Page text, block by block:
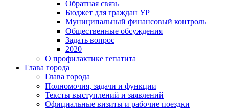
Обратная связь
Бюджет для граждан УР
Муниципальный финансовый контроль
Общественные обсуждения
Задать вопрос
2020
О профилактике гепатита
Глава города
Глава города
Полномочия, задачи и функции
Тексты выступлений и заявлений
Официальные визиты и рабочие поездки